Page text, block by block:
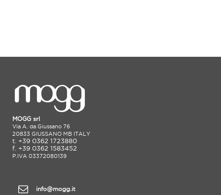
MOGG srl
Via A. da Giussano 76
20833 GIUSSANO MB ITALY
t. +39 0362 1723880
f. +39 0362 1583452
P.IVA 03372080139
info@mogg.it